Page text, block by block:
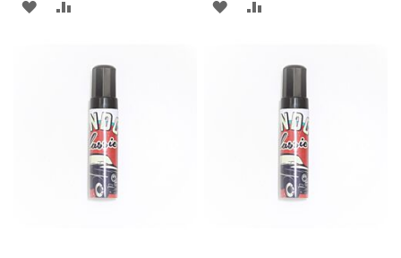
ADD
COMPARE
ADD
COMPARE